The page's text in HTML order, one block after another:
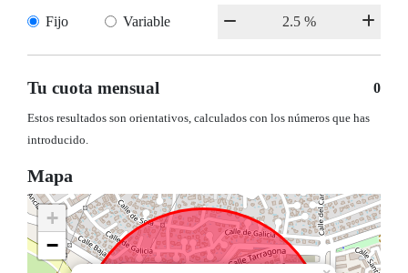
Fijo Variable
Tu cuota mensual 0
Estos resultados son orientativos, calculados con los números que has
introducido.
Mapa
+
−